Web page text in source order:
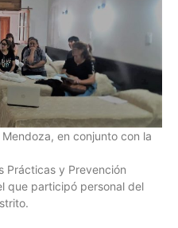
en conjunto con la
Prácticas y Prevención
que participó personal del